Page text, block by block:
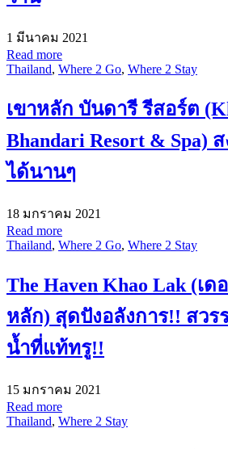
1 มีนาคม 2021
Read more
Thailand, Where 2 Go, Where 2 Stay
เขาหลัก บันดารี รีสอร์ต
Bhandari Resort & Spa)
ได้นานๆ
18 มกราคม 2021
Read more
Thailand, Where 2 Go, Where 2 Stay
The Haven Khao Lak (เด
หลัก) สุดปังอลังการ!! สวร
น้ำที่แท้ทรู!!
15 มกราคม 2021
Read more
Thailand, Where 2 Stay